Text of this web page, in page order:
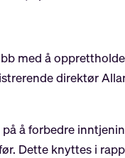
med å
direktør
å forbedre
Dette knyttes i